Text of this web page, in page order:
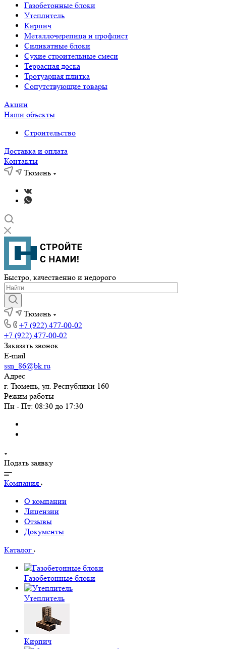
Газобетонные блоки
Утеплитель
Кирпич
Металлочерепица и профлист
Силикатные блоки
Сухие строительные смеси
Террасная доска
Тротуарная плитка
Сопутствующие товары
Акции
Наши объекты
Строительство
Доставка и оплата
Контакты
Тюмень
Быстро, качественно и недорого
Тюмень
+7 (922) 477-00-02
+7 (922) 477-00-02
Заказать звонок
E-mail
ssn_86@bk.ru
Адрес
г. Тюмень, ул. Республики 160
Режим работы
Пн - Пт: 08:30 до 17:30
Подать заявку
Компания
О компании
Лицензии
Отзывы
Документы
Каталог
Газобетонные блоки
Утеплитель
Кирпич